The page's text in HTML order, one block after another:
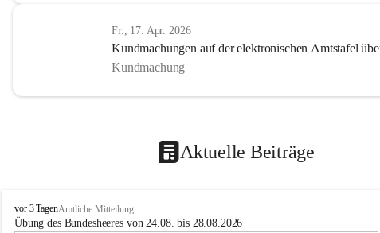
Fr., 17. Apr. 2026
Kundmachungen auf der elektronischen Amtstafel
Kundmachung
Aktuelle Beiträge
B
u
vor 3 TagenAmtliche Mitteilung
Übung des Bundesheeres von 24.08. bis 28.08.2026